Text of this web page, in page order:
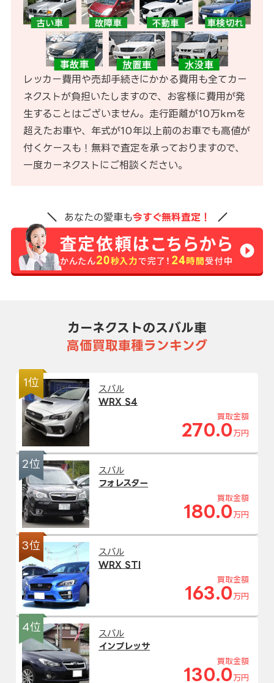
レッカー費用や売却手続きにかかる費用も全てカー
ネクストが負担いたしますので、お客様に費用が発
生することはございません。走行距離が10万kmを
超えたお車や、年式が10年以上前のお車でも高値が
付くケースも！無料で査定を承っておりますので、
一度カーネクストにご相談ください。
あなたの愛車も今すぐ無料査定！
カーネクストのスバル車
高価買取車種ランキング
1位
スバル
WRX S4
買取金額
270.0 万円
2位
スバル
フォレスター
買取金額
180.0 万円
3位
スバル
WRX STI
買取金額
163.0 万円
4位
スバル
インプレッサ
買取金額
130.0 万円